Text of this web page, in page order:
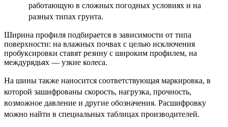
работающую в сложных погодных условиях и на
разных типах грунта.
Ширина профиля подбирается в зависимости от типа
поверхности: на влажных почвах с целью исключения
пробуксировки ставят резину с широким профилем, на
междурядьях — узкие колеса.
На шины также наносится соответствующая маркировка, в
которой зашифрованы скорость, нагрузка, прочность,
возможное давление и другие обозначения. Расшифровку
можно найти в специальных таблицах производителей.